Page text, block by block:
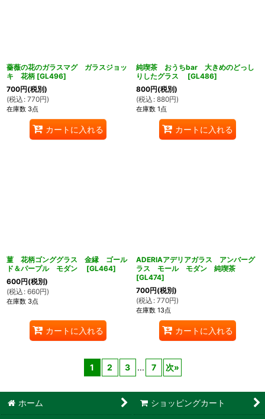
薔薇の花のガラスマグ ガラスジョッ
キ 花柄 [GL496]
700円(税別)
(税込 : 770円)
在庫数 3点
カートに入れる
純喫茶 おうちbar 大きめのどっし
りしたグラス
[GL486]
800円(税別)
(税込 : 880円)
在庫数 1点
カートに入れる
菫 花柄ゴンググラス 金縁 ゴール
ド＆パープル モダン
[GL464]
600円(税別)
(税込 : 660円)
在庫数 3点
カートに入れる
ADERIAアデリアガラス アンバーグ
ラス モール モダン 純喫茶
[GL474]
700円(税別)
(税込 : 770円)
在庫数 13点
カートに入れる
1 2 3 ... 7 次»
ホーム ショッピングカート